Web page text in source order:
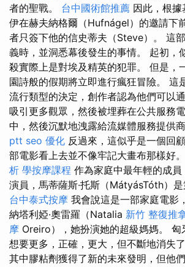
者的聖戰。 台中國術館推薦 因此，根
伊在赫夫納格爾（Hufnágel）的邀請下
者只簽下他的信史蒂夫（Steve）。 這
義時，並洞悉幕後發生的事情。 起初，
殺實際上是對埃及精英的犯罪。 但是，
園詩般的假期將立即進行瘋狂冒險。 這
流行類型的決定，創作者認為他們可以
吸引更多觀眾，然後被埋葬在公共服務
中，然後沉默地洩露給流媒體服務提供商
ptt seo 優化 反過來，這似乎是一個回
部電影看上去並不像牢記大畫布那樣好。
析 學按摩課程 作為家庭中最年輕的成
演員，馬蒂薩斯·托斯（MátyásTóth）是
台中泰式按摩 我會說這是一部家庭電影
納塔利婭·奧雷羅（Natalia 新竹 整復推
摩 Oreiro），她扮演她的超級媽媽。 匈
想要更多，正確，更大，但不斷地消失
其中膠粘劑獲得了新的未來發明，但他